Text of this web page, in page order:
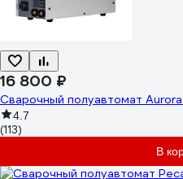
16 800 ₽
Сварочный полуавтомат Aurora
4.7
(113)
В